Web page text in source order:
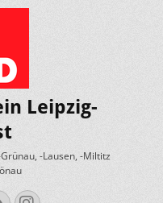
Leipzig-
-Lausen, -Miltitz